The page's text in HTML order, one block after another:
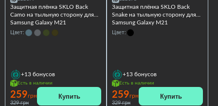
Защитная плёнка SKLO Back
Camo на тыльную сторону для
Samsung Galaxy M21
Цвет:
+13 бонусов
Есть в наличии
259грн
329 грн
Купить
Защитная плёнка SKLO Back
Snake на тыльную сторону для
Samsung Galaxy M21
Цвет:
+13 бонусов
Есть в наличии
259грн
329 грн
Купить